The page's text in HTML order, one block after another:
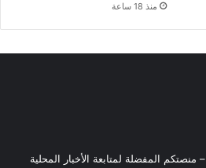
منذ 18 ساعة
مرحبًا بكم في M24 Press – منصتكم المفضلة لمتابعة الأخبار المحلية